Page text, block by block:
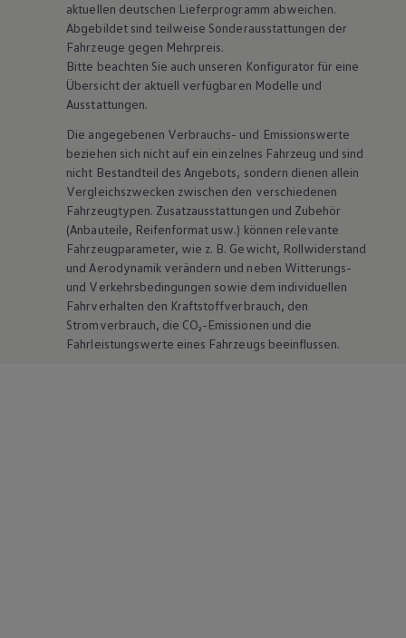
aktuellen deutschen Lieferprogramm abweichen.
Abgebildet sind teilweise Sonderausstattungen der
Fahrzeuge gegen Mehrpreis.
Bitte beachten Sie auch unseren Konfigurator für eine
Übersicht der aktuell verfügbaren Modelle und
Ausstattungen.
Die angegebenen Verbrauchs- und Emissionswerte
beziehen sich nicht auf ein einzelnes Fahrzeug und sind
nicht Bestandteil des Angebots, sondern dienen allein
Vergleichszwecken zwischen den verschiedenen
Fahrzeugtypen. Zusatzausstattungen und Zubehör
(Anbauteile, Reifenformat usw.) können relevante
Fahrzeugparameter, wie z. B. Gewicht, Rollwiderstand
und Aerodynamik verändern und neben Witterungs-
und Verkehrsbedingungen sowie dem individuellen
Fahrverhalten den Kraftstoffverbrauch, den
Stromverbrauch, die CO₂-Emissionen und die
Fahrleistungswerte eines Fahrzeugs beeinflussen.